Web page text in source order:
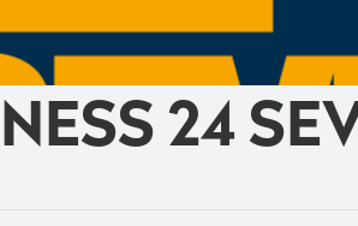
24